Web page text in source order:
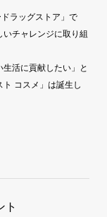
ラッグストア」で
チャレンジに取り組
生活に貢献したい」と
コスメ」は誕生し